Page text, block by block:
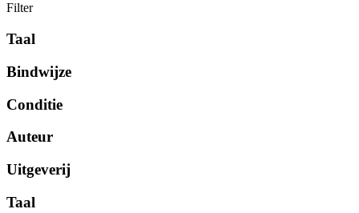
Filter
Taal
Bindwijze
Conditie
Auteur
Uitgeverij
Taal